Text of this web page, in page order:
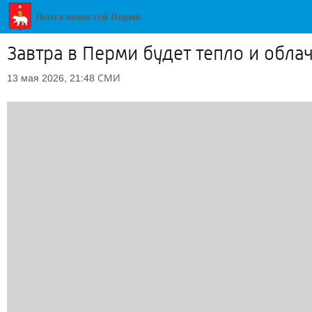
Завтра в Перми будет тепло и
13 мая 2026, 21:48 СМИ